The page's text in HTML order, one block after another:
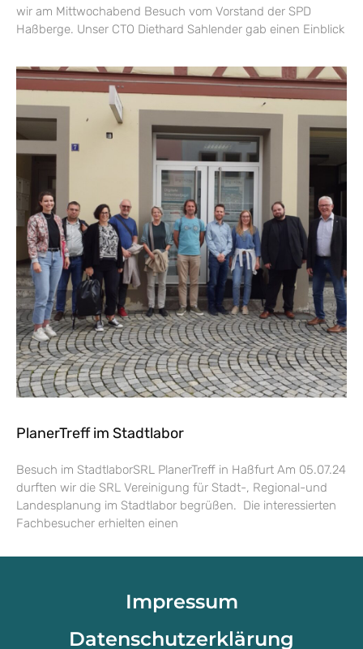
wir am Mittwochabend Besuch vom Vorstand der SPD
Haßberge. Unser CTO Diethard Sahlender gab einen Einblick
PlanerTreff im Stadtlabor
Besuch im StadtlaborSRL PlanerTreff in Haßfurt Am 05.07.24
durften wir die SRL Vereinigung für Stadt-, Regional-und
Landesplanung im Stadtlabor begrüßen. Die interessierten
Fachbesucher erhielten einen
Impressum
Datenschutzerklärung